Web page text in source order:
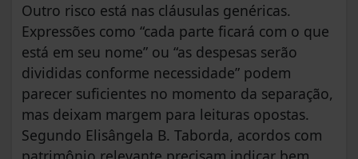
Outro risco está nas cláusulas genéricas.
Expressões como “cada parte ficará com o que
está em seu nome” ou “as despesas serão
divididas conforme necessidade” podem
parecer suficientes no momento da separação,
mas deixam margem para leituras opostas.
Segundo Elisângela B. Taborda, acordos com